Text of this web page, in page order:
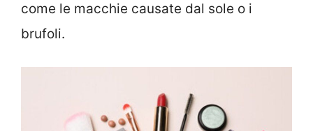
come le macchie causate dal sole o i
brufoli.